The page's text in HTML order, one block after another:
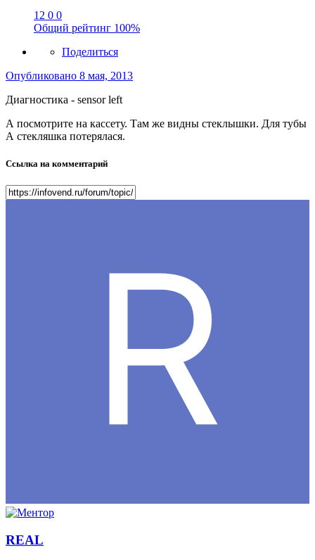
12 0 0
Общий рейтинг 100%
Поделиться
Опубликовано 8 мая, 2013
Диагностика - sensor left
А посмотрите на кассету. Там же видны стеклышки. Для тубы
А стекляшка потерялася.
Ссылка на комментарий
REAL